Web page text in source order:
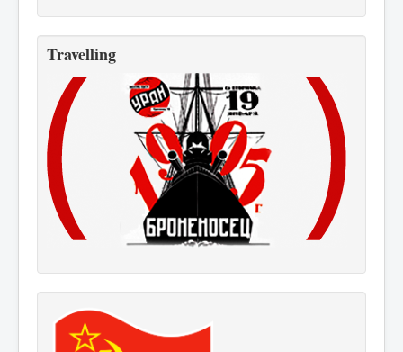
Travelling